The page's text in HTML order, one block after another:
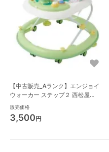
【中古販売_Aランク】エンジョイ
ウォーカー ステップ２ 西松屋
(NISHIMATSUYA) 歩行器
販売価格
3,500円